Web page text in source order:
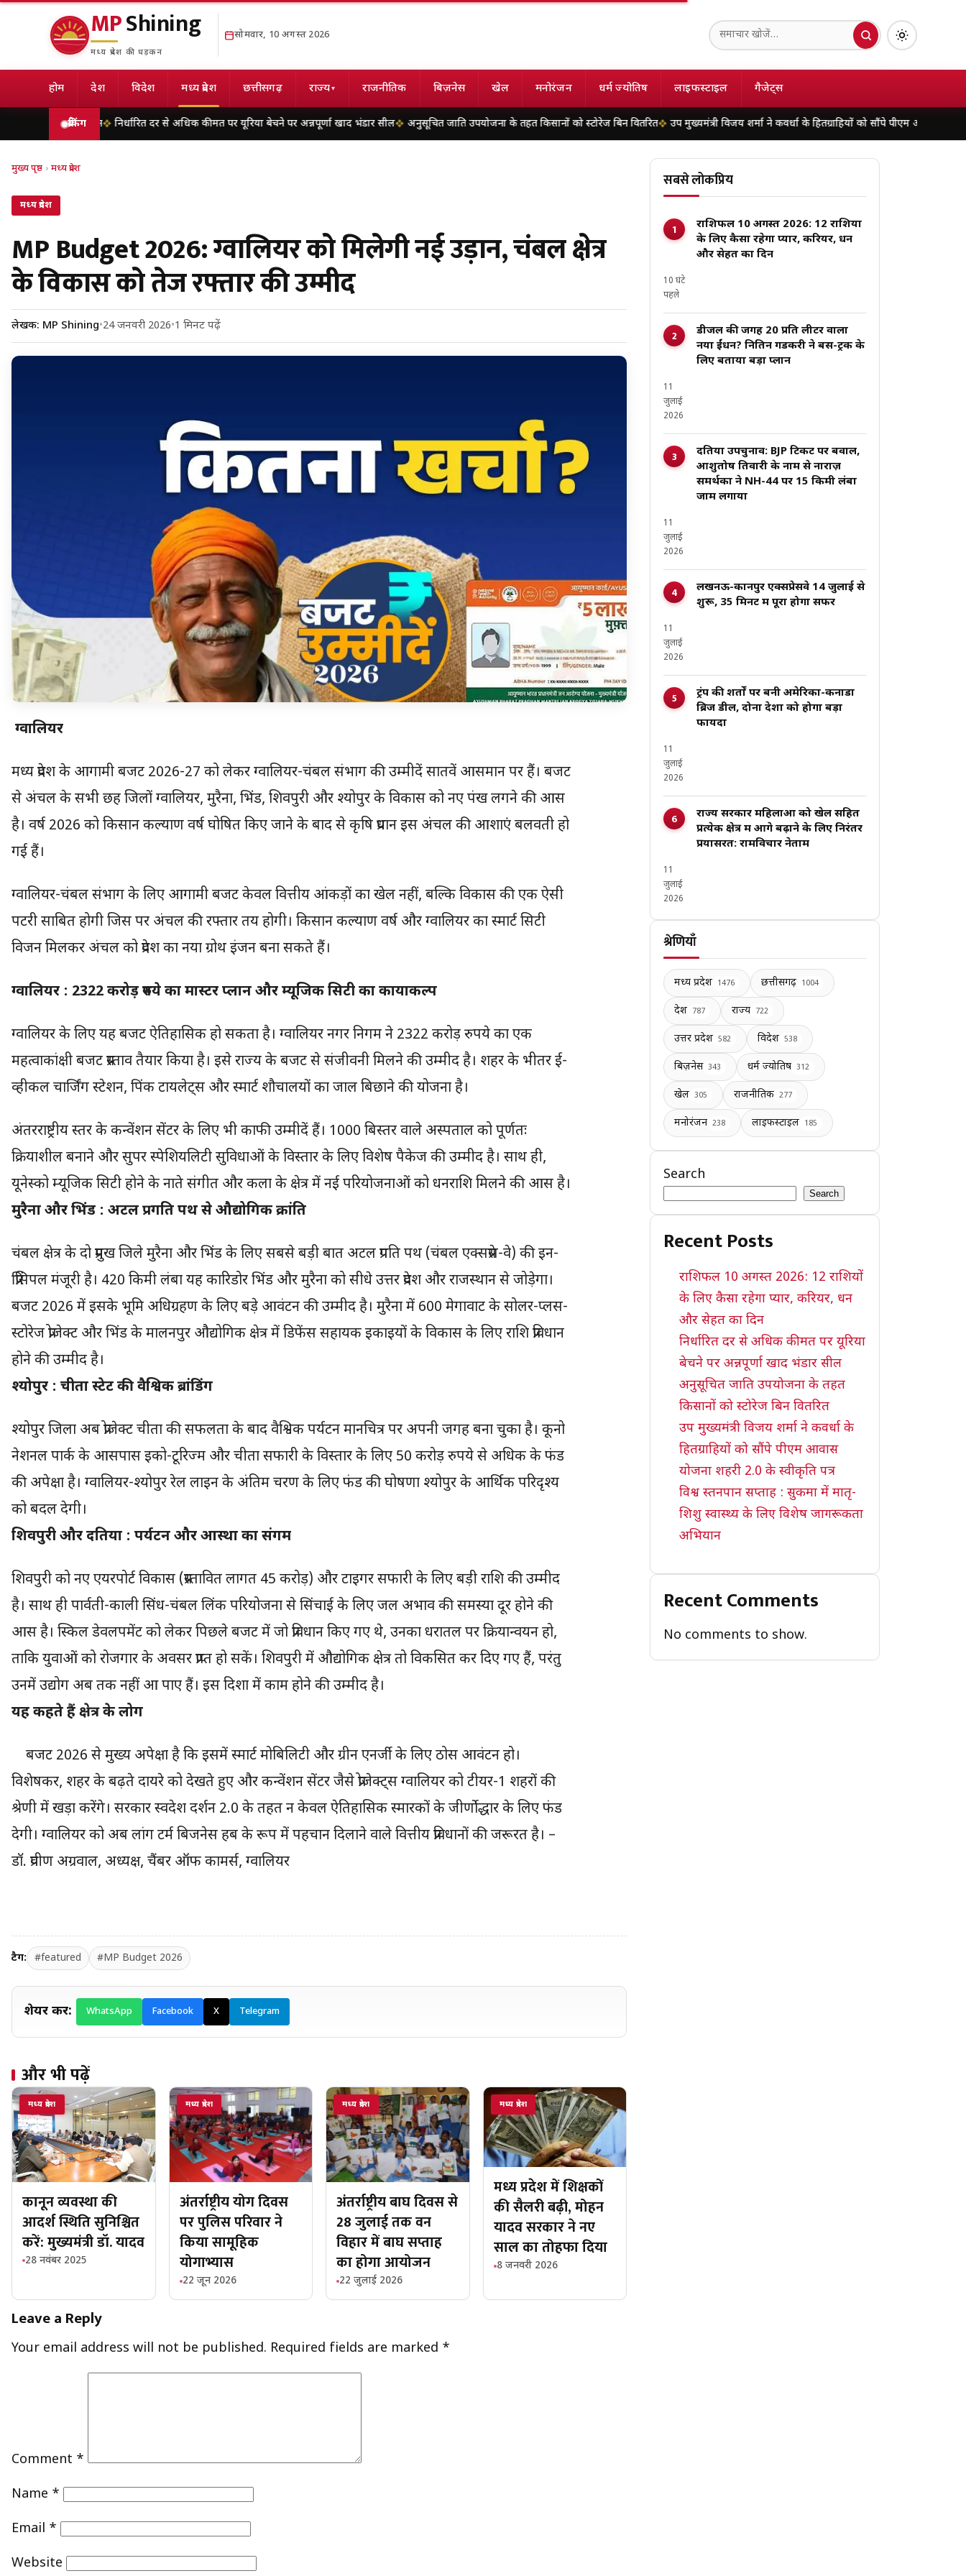
MPShining
मध्य प्रदेश की धड़कन
सोमवार, 10 अगस्त 2026
होम देश विदेश मध्य प्रदेश छत्तीसगढ़ राज्य▾ राजनीतिक बिज़नेस खेल मनोरंजन धर्म ज्योतिष लाइफस्टाइल गैजेट्स
ब्रेकिंग
निर्धारित दर से अधिक कीमत पर यूरिया बेचने पर अन्नपूर्णा खाद भंडार सील अनुसूचित जाति उपयोजना के तहत किसानों को स्टोरेज बिन वितरित उप मुख्यमंत्री विजय शर्मा ने कवर्धा के हितग्राहियों को सौंपे पीएम आवास योजना शहरी 2.0 के
मुख्य पृष्ठ › मध्य प्रदेश
मध्य प्रदेश
MP Budget 2026: ग्वालियर को मिलेगी नई उड़ान, चंबल क्षेत्र
के विकास को तेज रफ्तार की उम्मीद
लेखक: MP Shining•24 जनवरी 2026•1 मिनट पढ़ें
ग्वालियर
मध्य प्रदेश के आगामी बजट 2026-27 को लेकर ग्वालियर-चंबल संभाग की उम्मीदें सातवें आसमान पर हैं। बजट
से अंचल के सभी छह जिलों ग्वालियर, मुरैना, भिंड, शिवपुरी और श्योपुर के विकास को नए पंख लगने की आस
है। वर्ष 2026 को किसान कल्याण वर्ष घोषित किए जाने के बाद से कृषि प्रधान इस अंचल की आशाएं बलवती हो
गई हैं।
ग्वालियर-चंबल संभाग के लिए आगामी बजट केवल वित्तीय आंकड़ों का खेल नहीं, बल्कि विकास की एक ऐसी
पटरी साबित होगी जिस पर अंचल की रफ्तार तय होगी। किसान कल्याण वर्ष और ग्वालियर का स्मार्ट सिटी
विजन मिलकर अंचल को प्रदेश का नया ग्रोथ इंजन बना सकते हैं।
ग्वालियर : 2322 करोड़ रुपये का मास्टर प्लान और म्यूजिक सिटी का कायाकल्प
ग्वालियर के लिए यह बजट ऐतिहासिक हो सकता है। ग्वालियर नगर निगम ने 2322 करोड़ रुपये का एक
महत्वाकांक्षी बजट प्रस्ताव तैयार किया है। इसे राज्य के बजट से संजीवनी मिलने की उम्मीद है। शहर के भीतर ई-
व्हीकल चार्जिंग स्टेशन, पिंक टायलेट्स और स्मार्ट शौचालयों का जाल बिछाने की योजना है।
अंतरराष्ट्रीय स्तर के कन्वेंशन सेंटर के लिए भी काफी उम्मीदें हैं। 1000 बिस्तर वाले अस्पताल को पूर्णतः
क्रियाशील बनाने और सुपर स्पेशियलिटी सुविधाओं के विस्तार के लिए विशेष पैकेज की उम्मीद है। साथ ही,
यूनेस्को म्यूजिक सिटी होने के नाते संगीत और कला के क्षेत्र में नई परियोजनाओं को धनराशि मिलने की आस है।
मुरैना और भिंड : अटल प्रगति पथ से औद्योगिक क्रांति
चंबल क्षेत्र के दो प्रमुख जिले मुरैना और भिंड के लिए सबसे बड़ी बात अटल प्रगति पथ (चंबल एक्सप्रेस-वे) की इन-
प्रिंसिपल मंजूरी है। 420 किमी लंबा यह कारिडोर भिंड और मुरैना को सीधे उत्तर प्रदेश और राजस्थान से जोड़ेगा।
बजट 2026 में इसके भूमि अधिग्रहण के लिए बड़े आवंटन की उम्मीद है। मुरैना में 600 मेगावाट के सोलर-प्लस-
स्टोरेज प्रोजेक्ट और भिंड के मालनपुर औद्योगिक क्षेत्र में डिफेंस सहायक इकाइयों के विकास के लिए राशि प्रविधान
होने की उम्मीद है।
श्योपुर : चीता स्टेट की वैश्विक ब्रांडिंग
श्योपुर जिला अब प्रोजेक्ट चीता की सफलता के बाद वैश्विक पर्यटन मानचित्र पर अपनी जगह बना चुका है। कूनो
नेशनल पार्क के आसपास इको-टूरिज्म और चीता सफारी के विस्तार के लिए 50 करोड़ रुपये से अधिक के फंड
की अपेक्षा है। ग्वालियर-श्योपुर रेल लाइन के अंतिम चरण के लिए फंड की घोषणा श्योपुर के आर्थिक परिदृश्य
को बदल देगी।
शिवपुरी और दतिया : पर्यटन और आस्था का संगम
शिवपुरी को नए एयरपोर्ट विकास (प्रस्तावित लागत 45 करोड़) और टाइगर सफारी के लिए बड़ी राशि की उम्मीद
है। साथ ही पार्वती-काली सिंध-चंबल लिंक परियोजना से सिंचाई के लिए जल अभाव की समस्या दूर होने की
आस है। स्किल डेवलपमेंट को लेकर पिछले बजट में जो प्रविधान किए गए थे, उनका धरातल पर क्रियान्वयन हो,
ताकि युवाओं को रोजगार के अवसर प्राप्त हो सकें। शिवपुरी में औद्योगिक क्षेत्र तो विकसित कर दिए गए हैं, परंतु
उनमें उद्योग अब तक नहीं आ पाए हैं। इस दिशा में काम होने की उम्मीद है।
यह कहते हैं क्षेत्र के लोग
बजट 2026 से मुख्य अपेक्षा है कि इसमें स्मार्ट मोबिलिटी और ग्रीन एनर्जी के लिए ठोस आवंटन हो।
विशेषकर, शहर के बढ़ते दायरे को देखते हुए और कन्वेंशन सेंटर जैसे प्रोजेक्ट्स ग्वालियर को टीयर-1 शहरों की
श्रेणी में खड़ा करेंगे। सरकार स्वदेश दर्शन 2.0 के तहत न केवल ऐतिहासिक स्मारकों के जीर्णोद्धार के लिए फंड
देगी। ग्वालियर को अब लांग टर्म बिजनेस हब के रूप में पहचान दिलाने वाले वित्तीय प्रविधानों की जरूरत है। –
डॉ. प्रवीण अग्रवाल, अध्यक्ष, चैंबर ऑफ कामर्स, ग्वालियर
टैग: #featured #MP Budget 2026
शेयर करें: WhatsApp Facebook X Telegram
और भी पढ़ें
मध्य प्रदेश
कानून व्यवस्था की
आदर्श स्थिति सुनिश्चित
करें: मुख्यमंत्री डॉ. यादव
28 नवंबर 2025
मध्य प्रदेश
अंतर्राष्ट्रीय योग दिवस
पर पुलिस परिवार ने
किया सामूहिक
योगाभ्यास
22 जून 2026
मध्य प्रदेश
अंतर्राष्ट्रीय बाघ दिवस से
28 जुलाई तक वन
विहार में बाघ सप्ताह
का होगा आयोजन
22 जुलाई 2026
मध्य प्रदेश
मध्य प्रदेश में शिक्षकों
की सैलरी बढ़ी, मोहन
यादव सरकार ने नए
साल का तोहफा दिया
8 जनवरी 2026
Leave a Reply
Your email address will not be published. Required fields are marked *
Comment *
Name *
Email *
Website
सबसे लोकप्रिय
राशिफल 10 अगस्त 2026: 12 राशियों
के लिए कैसा रहेगा प्यार, करियर, धन
और सेहत का दिन
10 घंटे
पहले
डीजल की जगह ₹20 प्रति लीटर वाला
नया ईंधन? नितिन गडकरी ने बस-ट्रक के
लिए बताया बड़ा प्लान
11
जुलाई
2026
दतिया उपचुनाव: BJP टिकट पर बवाल,
आशुतोष तिवारी के नाम से नाराज़
समर्थकों ने NH-44 पर 15 किमी लंबा
जाम लगाया
11
जुलाई
2026
लखनऊ-कानपुर एक्सप्रेसवे 14 जुलाई से
शुरू, 35 मिनट में पूरा होगा सफर
11
जुलाई
2026
ट्रंप की शर्तों पर बनी अमेरिका-कनाडा
ब्रिज डील, दोनों देशों को होगा बड़ा
फायदा
11
जुलाई
2026
राज्य सरकार महिलाओं को खेल सहित
प्रत्येक क्षेत्र में आगे बढ़ाने के लिए निरंतर
प्रयासरत: रामविचार नेताम
11
जुलाई
2026
श्रेणियाँ
मध्य प्रदेश 1476 छत्तीसगढ़ 1004
देश 787 राज्य 722
उत्तर प्रदेश 582 विदेश 538
बिज़नेस 343 धर्म ज्योतिष 312
खेल 305 राजनीतिक 277
मनोरंजन 238 लाइफस्टाइल 185
Search
Search
Recent Posts
राशिफल 10 अगस्त 2026: 12 राशियों
के लिए कैसा रहेगा प्यार, करियर, धन
और सेहत का दिन
निर्धारित दर से अधिक कीमत पर यूरिया
बेचने पर अन्नपूर्णा खाद भंडार सील
अनुसूचित जाति उपयोजना के तहत
किसानों को स्टोरेज बिन वितरित
उप मुख्यमंत्री विजय शर्मा ने कवर्धा के
हितग्राहियों को सौंपे पीएम आवास
योजना शहरी 2.0 के स्वीकृति पत्र
विश्व स्तनपान सप्ताह : सुकमा में मातृ-
शिशु स्वास्थ्य के लिए विशेष जागरूकता
अभियान
Recent Comments
No comments to show.